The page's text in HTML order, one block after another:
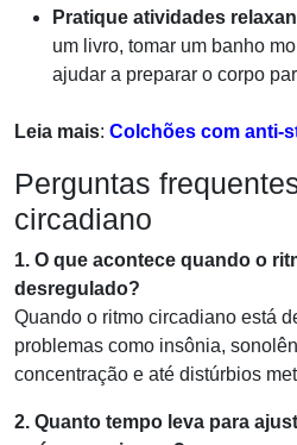
Pratique atividades
um livro, tomar um banho
ajudar a preparar o corpo
Leia mais: Colchões com anti-
Perguntas
circadiano
1. O que acontece quando o
desregulado?
Quando o ritmo circadiano está
problemas como insônia,
concentração e até distúrbios
2. Quanto tempo leva para